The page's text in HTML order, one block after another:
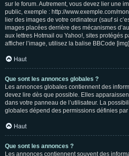
sur le forum. Autrement, vous devez lier une
public, exemple : http://www.exemple.com/
lier des images de votre ordinateur (sauf si
images placées derrière des mécanismes
aux lettres Hotmail ou Yahoo!, sites protégés
afficher l’image, utilisez la balise BBCode
Haut
Que sont les annonces globales ?
Les annonces globales contiennent des
devez lire dès que possible. Elles
dans votre panneau de l’utilisateur. La
globales dépend des permissions définies par
Haut
Que sont les annonces ?
Les annonces contiennent souvent des